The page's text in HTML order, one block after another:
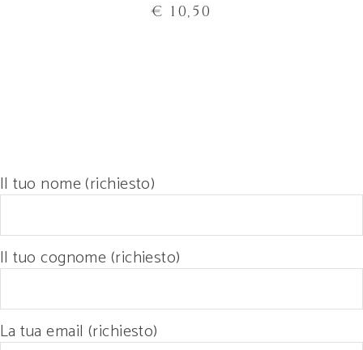
€ 10,50
Il tuo nome (richiesto)
Il tuo cognome (richiesto)
La tua email (richiesto)